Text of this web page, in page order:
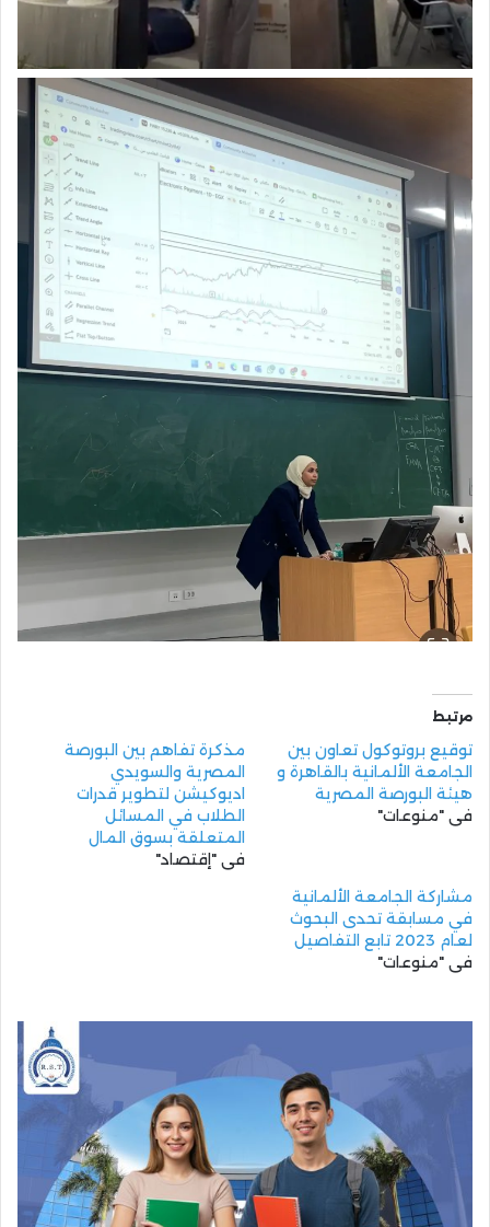
مرتبط
توقيع بروتوكول تعاون بين
الجامعة الألمانية بالقاهرة و
هيئة البورصة المصرية
في "منوعات"
مذكرة تفاهم بين البورصة
المصرية والسويدي
اديوكيشن لتطوير قدرات
الطلاب في المسائل
المتعلقة بسوق المال
في "إقتصاد"
مشاركة الجامعة الألمانية
في مسابقة تحدى البحوث
لعام 2023 تابع التفاصيل
في "منوعات"